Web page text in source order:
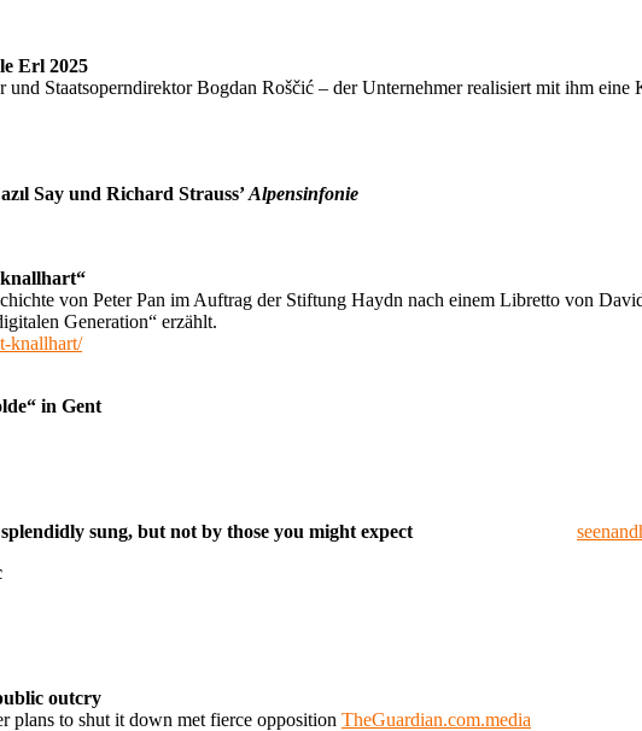
Erl 2025
Staatsoperndirektor Bogdan Roščić – der Unternehmer realisiert mit ihm
Say und Richard Strauss’Alpensinfonie
von Peter Pan im Auftrag der Stiftung Haydn nach einem Libretto von
Generation“ erzählt.
knallhart/
in Gent
is splendidly sung, but not by those you might expect
outcry
plans to shut it down met fierce opposition TheGuardian.com.media